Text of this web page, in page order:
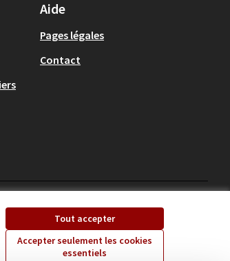
Tout accepter
Accepter seulement les cookies
essentiels
Aide
Pages légales
Contact
(Lien externe)(Lien externe)